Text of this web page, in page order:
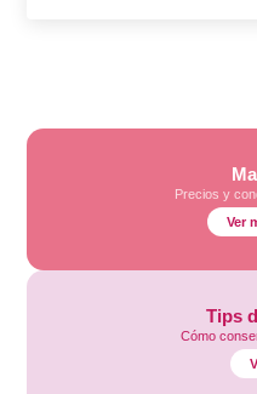
Precios y
Ver
Tips
Cómo